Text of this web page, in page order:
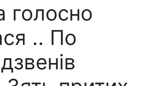
голосно
.. По